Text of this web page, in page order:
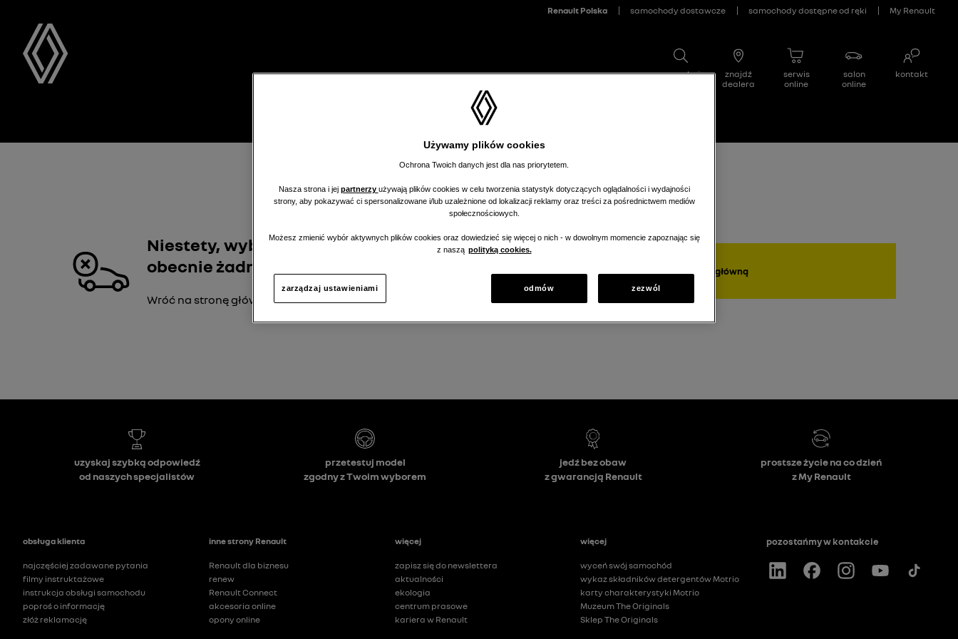
>
Moje Alerty
Niestety, wybrany dealer nie ma
obecnie żadnych ofert w tej kategorii.
Wróć na stronę główną
wróć na stronę główną
Używamy plików cookies
Ochrona Twoich danych jest dla nas priorytetem.
Nasza strona i jej partnerzy używają plików cookies w celu tworzenia statystyk dotyczących oglądalności i wydajności
strony, aby pokazywać ci spersonalizowane i/lub uzależnione od lokalizacji reklamy oraz treści za pośrednictwem mediów
społecznościowych.
Możesz zmienić wybór aktywnych plików cookies oraz dowiedzieć się więcej o nich - w dowolnym momencie zapoznając się
z naszą polityką cookies.
zarządzaj ustawieniami odmów zezwól